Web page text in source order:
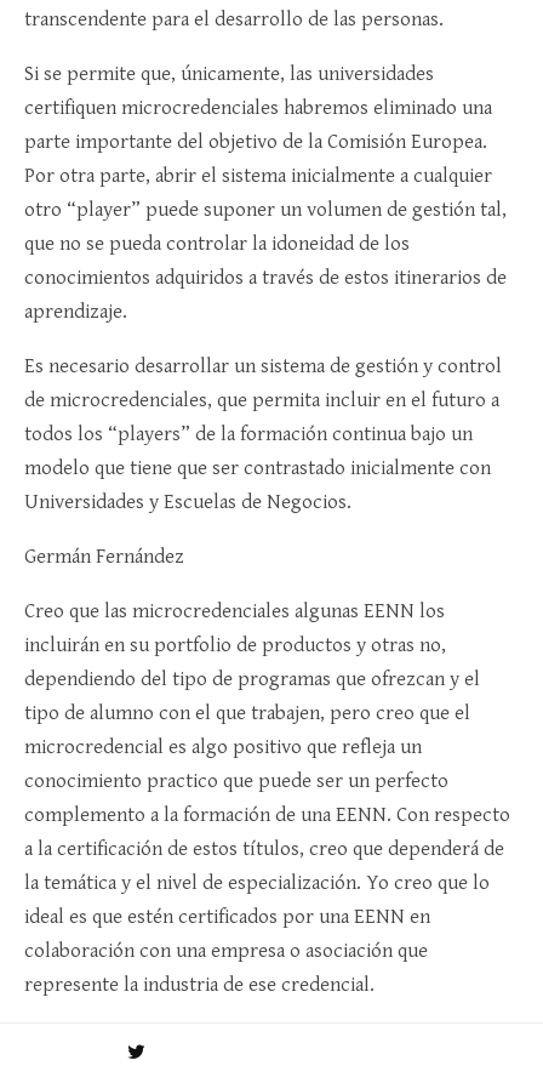
transcendente para el desarrollo de las personas.
Si se permite que, únicamente, las universidades
certifiquen microcredenciales habremos eliminado una
parte importante del objetivo de la Comisión Europea.
Por otra parte, abrir el sistema inicialmente a cualquier
otro “player” puede suponer un volumen de gestión tal,
que no se pueda controlar la idoneidad de los
conocimientos adquiridos a través de estos itinerarios de
aprendizaje.
Es necesario desarrollar un sistema de gestión y control
de microcredenciales, que permita incluir en el futuro a
todos los “players” de la formación continua bajo un
modelo que tiene que ser contrastado inicialmente con
Universidades y Escuelas de Negocios.
Germán Fernández
Creo que las microcredenciales algunas EENN los
incluirán en su portfolio de productos y otras no,
dependiendo del tipo de programas que ofrezcan y el
tipo de alumno con el que trabajen, pero creo que el
microcredencial es algo positivo que refleja un
conocimiento practico que puede ser un perfecto
complemento a la formación de una EENN. Con respecto
a la certificación de estos títulos, creo que dependerá de
la temática y el nivel de especialización. Yo creo que lo
ideal es que estén certificados por una EENN en
colaboración con una empresa o asociación que
represente la industria de ese credencial.